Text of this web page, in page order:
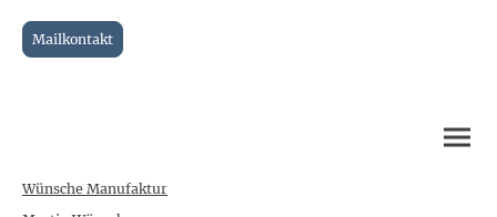
Mailkontakt
Wünsche Manufaktur